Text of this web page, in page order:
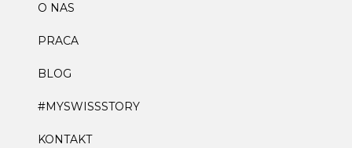
O NAS
PRACA
BLOG
#MYSWISSSTORY
KONTAKT